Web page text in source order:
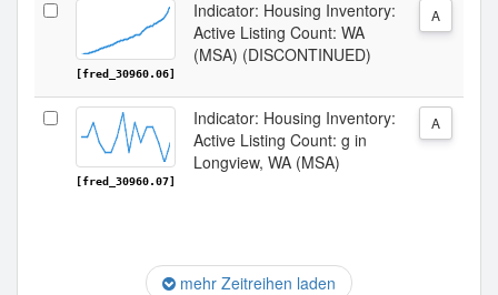
[fred_30960.06]
Indicator: Housing Inventory:
Active Listing Count: WA
(MSA) (DISCONTINUED)
A
[fred_30960.07]
Indicator: Housing Inventory:
Active Listing Count: g in
Longview, WA (MSA)
A
mehr Zeitreihen laden